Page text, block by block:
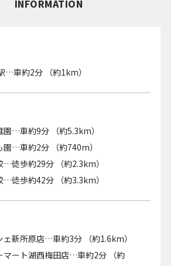
INFORMATION
…車約2分 （約1km）
園…車約9分 （約5.3km）
園…車約2分 （約740m）
…徒歩約29分 （約2.3km）
…徒歩約42分 （約3.3km）
ェ新所原店…車約3分 （約1.6km）
マート湖西梅田店…車約2分 （約